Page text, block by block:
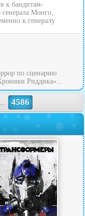
к бандитам-
Монго,
к генералу
по сценарию
Риддика»...
... 4586